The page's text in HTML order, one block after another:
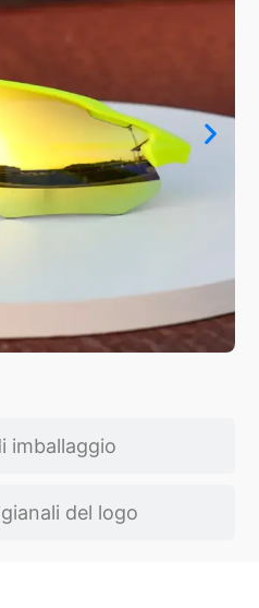
imballaggio
del logo